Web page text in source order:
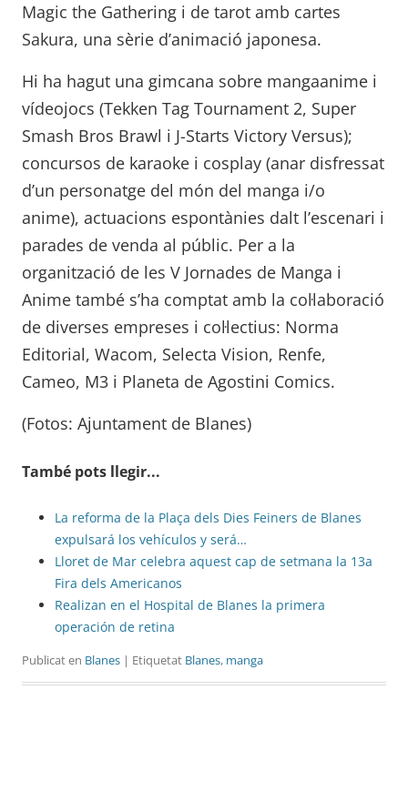
Magic the Gathering i de tarot amb cartes
Sakura, una sèrie d’animació japonesa.
Hi ha hagut una gimcana sobre mangaanime i
vídeojocs (Tekken Tag Tournament 2, Super
Smash Bros Brawl i J-Starts Victory Versus);
concursos de karaoke i cosplay (anar disfressat
d’un personatge del món del manga i/o
anime), actuacions espontànies dalt l’escenari i
parades de venda al públic. Per a la
organització de les V Jornades de Manga i
Anime també s’ha comptat amb la col·laboració
de diverses empreses i col·lectius: Norma
Editorial, Wacom, Selecta Vision, Renfe,
Cameo, M3 i Planeta de Agostini Comics.
(Fotos: Ajuntament de Blanes)
També pots llegir...
La reforma de la Plaça dels Dies Feiners de Blanes
expulsará los vehículos y será…
Lloret de Mar celebra aquest cap de setmana la 13a
Fira dels Americanos
Realizan en el Hospital de Blanes la primera
operación de retina
Publicat en Blanes | Etiquetat Blanes, manga